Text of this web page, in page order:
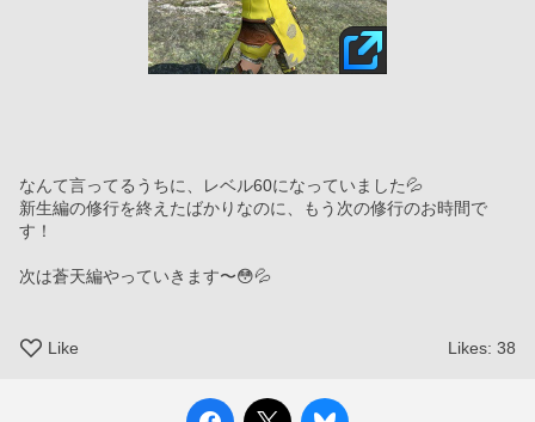
なんて言ってるうちに、レベル60になっていました💦
新生編の修行を終えたばかりなのに、もう次の修行のお時間で
す！
次は蒼天編やっていきます〜😳💦
Like Likes:38